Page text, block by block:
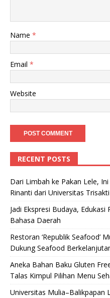
Name *
Email *
Website
RECENT POSTS
Dari Limbah ke Pakan Lele,
Rinanti dari Universitas Trisakti
Jadi Ekspresi Budaya,
Bahasa Daerah
Restoran ‘Republik Seafood’
Dukung Seafood
Aneka Bahan Baku Gluten
Talas Kimpul Pilihan Menu
Universitas Mulia–Balikpapan